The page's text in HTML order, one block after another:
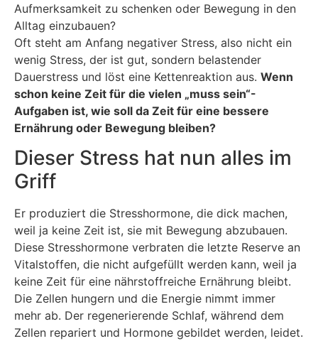
Aufmerksamkeit zu schenken oder Bewegung in den
Alltag einzubauen?
Oft steht am Anfang negativer Stress, also nicht ein
wenig Stress, der ist gut, sondern belastender
Dauerstress und löst eine Kettenreaktion aus. Wenn
schon keine Zeit für die vielen „muss sein“-
Aufgaben ist, wie soll da Zeit für eine bessere
Ernährung oder Bewegung bleiben?
Dieser Stress hat nun alles im
Griff
Er produziert die Stresshormone, die dick machen,
weil ja keine Zeit ist, sie mit Bewegung abzubauen.
Diese Stresshormone verbraten die letzte Reserve an
Vitalstoffen, die nicht aufgefüllt werden kann, weil ja
keine Zeit für eine nährstoffreiche Ernährung bleibt.
Die Zellen hungern und die Energie nimmt immer
mehr ab. Der regenerierende Schlaf, während dem
Zellen repariert und Hormone gebildet werden, leidet.